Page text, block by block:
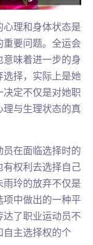
理和身体状态是
要问题。全运会
味着进一步的身
择，实际上是她
定不仅是对她职
与生理状态的真
在面临选择时的
权利去选择自己
玲的放弃不仅是
中做出的一种平
了职业运动员不
主选择权的个